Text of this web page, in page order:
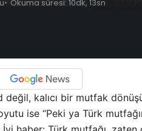
Okuma süresi: 10dk, 13sn
değil, kalıcı bir mutfak
ise “Peki ya Türk